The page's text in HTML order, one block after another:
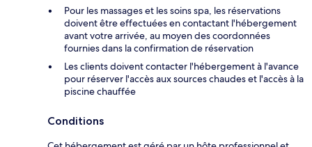
Pour les massages et les soins spa, les réservations
doivent être effectuées en contactant l'hébergement
avant votre arrivée, au moyen des coordonnées
fournies dans la confirmation de réservation
Les clients doivent contacter l'hébergement à l'avance
pour réserver l'accès aux sources chaudes et l'accès à la
piscine chauffée
Conditions